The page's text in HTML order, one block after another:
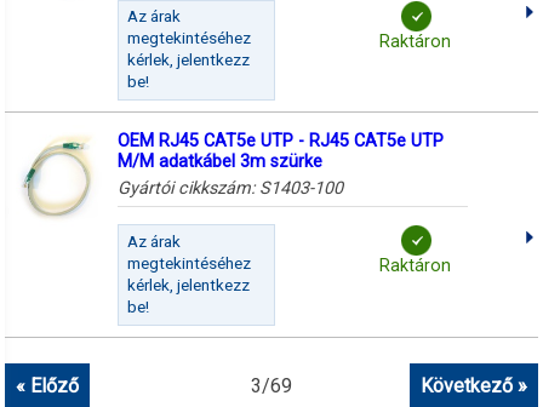
Az árak
megtekintéséhez
kérlek, jelentkezz
be!
Raktáron
OEM RJ45 CAT5e UTP - RJ45 CAT5e UTP
M/M adatkábel 3m szürke
Gyártói cikkszám: S1403-100
Az árak
megtekintéséhez
kérlek, jelentkezz
be!
Raktáron
3/69
« Előző Következő »